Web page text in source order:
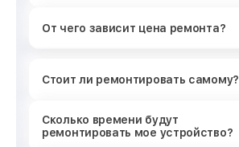
От чего зависит цена ремонта?
Стоит ли ремонтировать самому?
Сколько времени будут
ремонтировать мое устройство?